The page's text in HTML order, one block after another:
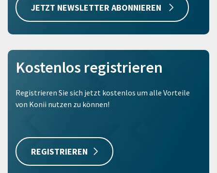
JETZT NEWSLETTER ABONNIEREN
Kostenlos registrieren
Registrieren Sie sich jetzt kostenlos um alle Vorteile
von Konii nutzen zu können!
REGISTRIEREN